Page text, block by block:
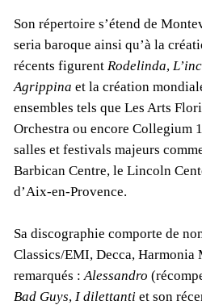
Son répertoire s’étend de
seria baroque ainsi qu’à la
récents figurent Rodelinda,
Agrippina et la création
ensembles tels que Les Arts
Orchestra ou encore Collegium
salles et festivals majeurs
Barbican Centre, le Lincoln
d’Aix-en-Provence.
Sa discographie comporte de
Classics/EMI, Decca, Harmonia
remarqués :Alessandro
Bad Guys, I dilettanti et son